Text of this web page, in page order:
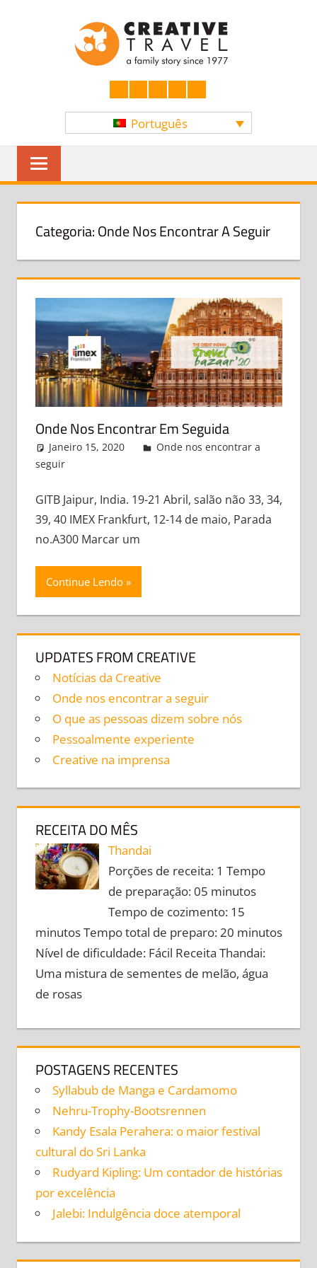
Facebook
LinkedIn
TwitterInstagram
YouTube
Português
Categoria:Onde Nos Encontrar A Seguir
Onde Nos Encontrar Em Seguida
Janeiro 15, 2020 admin
Onde nos encontrar a
seguir
GITB Jaipur, India. 19-21 Abril, salão não 33, 34,
39, 40 IMEX Frankfurt, 12-14 de maio, Parada
no.A300 Marcar um
Continue Lendo
UPDATES FROM CREATIVE
Notícias da Creative
Onde nos encontrar a seguir
O que as pessoas dizem sobre nós
Pessoalmente experiente
Creative na imprensa
RECEITA DO MÊS
Thandai
Porções de receita: 1 Tempo
de preparação: 05 minutos
Tempo de cozimento: 15
minutos Tempo total de preparo: 20 minutos
Nível de dificuldade: Fácil Receita Thandai:
Uma mistura de sementes de melão, água
de rosas
POSTAGENS RECENTES
Syllabub de Manga e Cardamomo
Nehru-Trophy-Bootsrennen
Kandy Esala Perahera: o maior festival
cultural do Sri Lanka
Rudyard Kipling: Um contador de histórias
por excelência
Jalebi: Indulgência doce atemporal